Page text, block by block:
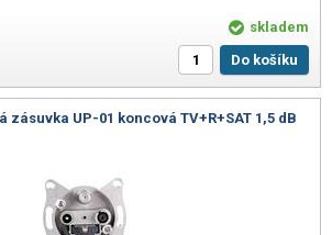
skladem
Do košíku
zásuvka UP-01 koncová TV+R+SAT 1,5 dB